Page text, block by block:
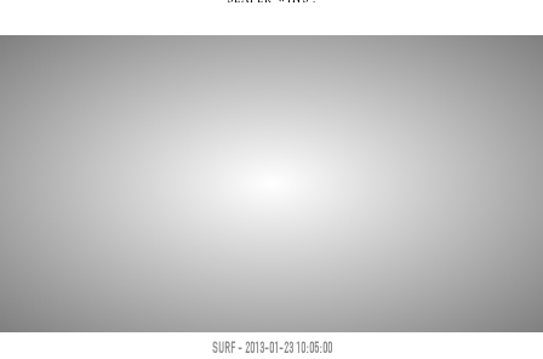
SURF - 2013-01-23 10:05:00